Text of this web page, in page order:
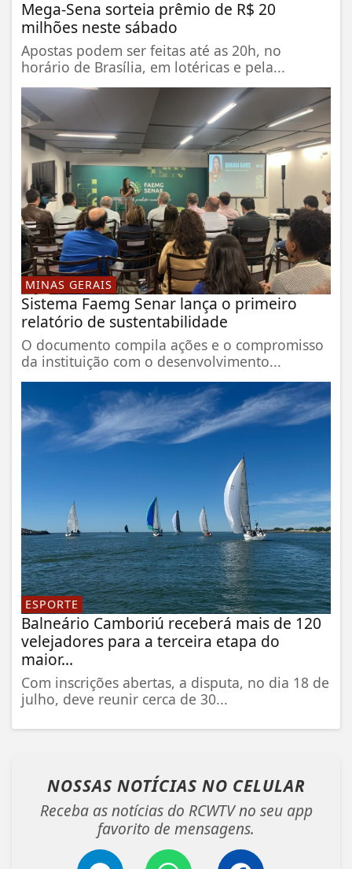
Mega-Sena sorteia prêmio de R$ 20
milhões neste sábado
Apostas podem ser feitas até as 20h, no
horário de Brasília, em lotéricas e pela...
MINAS GERAIS
Sistema Faemg Senar lança o primeiro
relatório de sustentabilidade
O documento compila ações e o compromisso
da instituição com o desenvolvimento...
ESPORTE
Balneário Camboriú receberá mais de 120
velejadores para a terceira etapa do
maior...
Com inscrições abertas, a disputa, no dia 18 de
julho, deve reunir cerca de 30...
NOSSAS NOTÍCIAS NO CELULAR
Receba as notícias do RCWTV no seu app
favorito de mensagens.